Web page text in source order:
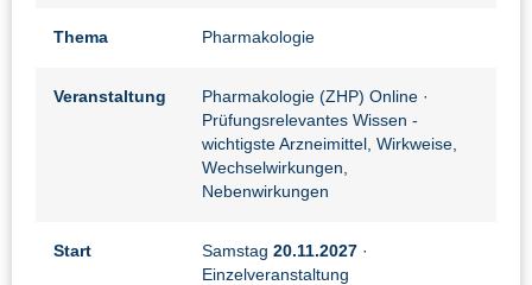
Thema Pharmakologie
Veranstaltung Pharmakologie (ZHP) Online ·
Prüfungsrelevantes Wissen -
wichtigste Arzneimittel, Wirkweise,
Wechselwirkungen,
Nebenwirkungen
Start Samstag 20.11.2027 ·
Einzelveranstaltung